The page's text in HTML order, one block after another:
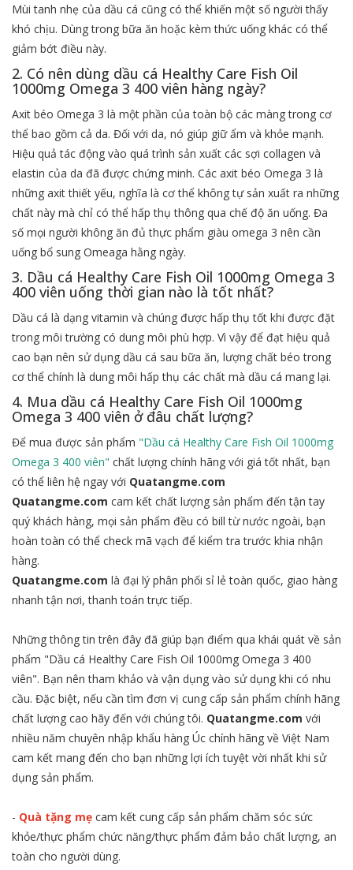
Mùi tanh nhẹ của dầu cá cũng có thể khiến một số người thấy
khó chịu. Dùng trong bữa ăn hoặc kèm thức uống khác có thể
giảm bớt điều này.
2. Có nên dùng dầu cá Healthy Care Fish Oil
1000mg Omega 3 400 viên hàng ngày?
Axit béo Omega 3 là một phần của toàn bộ các màng trong cơ
thể bao gồm cả da. Đối với da, nó giúp giữ ẩm và khỏe mạnh.
Hiệu quả tác động vào quá trình sản xuất các sợi collagen và
elastin của da đã được chứng minh. Các axit béo Omega 3 là
những axit thiết yếu, nghĩa là cơ thể không tự sản xuất ra những
chất này mà chỉ có thể hấp thụ thông qua chế độ ăn uống. Đa
số mọi người không ăn đủ thực phẩm giàu omega 3 nên cần
uống bổ sung Omeaga hằng ngày.
3. Dầu cá Healthy Care Fish Oil 1000mg Omega 3
400 viên uống thời gian nào là tốt nhất?
Dầu cá là dạng vitamin và chúng được hấp thụ tốt khi được đặt
trong môi trường có dung môi phù hợp. Vì vậy để đạt hiệu quả
cao bạn nên sử dụng dầu cá sau bữa ăn, lượng chất béo trong
cơ thể chính là dung môi hấp thụ các chất mà dầu cá mang lại.
4. Mua dầu cá Healthy Care Fish Oil 1000mg
Omega 3 400 viên ở đâu chất lượng?
Để mua được sản phẩm "Dầu cá Healthy Care Fish Oil 1000mg
Omega 3 400 viên" chất lượng chính hãng với giá tốt nhất, bạn
có thể liên hệ ngay với Quatangme.com
Quatangme.com cam kết chất lượng sản phẩm đến tận tay
quý khách hàng, mọi sản phẩm đều có bill từ nước ngoài, bạn
hoàn toàn có thể check mã vạch để kiểm tra trước khia nhận
hàng.
Quatangme.com là đại lý phân phối sỉ lẻ toàn quốc, giao hàng
nhanh tận nơi, thanh toán trực tiếp.
Những thông tin trên đây đã giúp bạn điểm qua khái quát về sản
phẩm "Dầu cá Healthy Care Fish Oil 1000mg Omega 3 400
viên". Bạn nên tham khảo và vận dụng vào sử dụng khi có nhu
cầu. Đặc biệt, nếu cần tìm đơn vị cung cấp sản phẩm chính hãng
chất lượng cao hãy đến với chúng tôi. Quatangme.com với
nhiều năm chuyên nhập khẩu hàng Úc chính hãng về Việt Nam
cam kết mang đến cho bạn những lợi ích tuyệt vời nhất khi sử
dụng sản phẩm.
- Quà tặng mẹ cam kết cung cấp sản phẩm chăm sóc sức
khỏe/thực phẩm chức năng/thực phẩm đảm bảo chất lượng, an
toàn cho người dùng.